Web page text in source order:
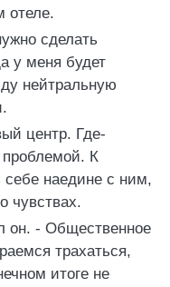
отеле.
сделать
у меня будет
нейтральную
центр. Где-
проблемой. К
наедине с ним,
чувствах.
он. - Общественное
трахаться,
итоге не